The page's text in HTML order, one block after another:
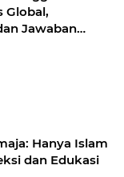
Global,
Jawaban
Hanya Islam
dan Edukasi